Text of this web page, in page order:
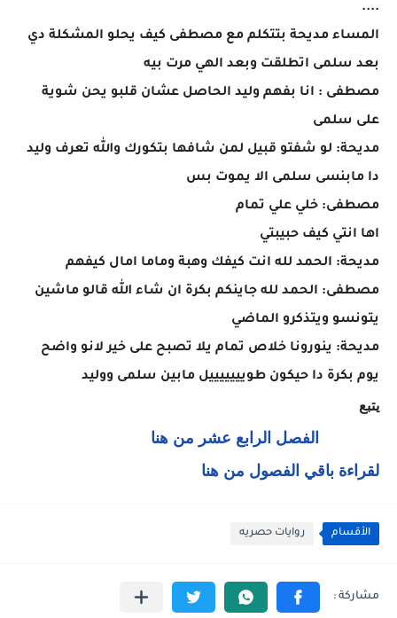
....
المساء مديحة بتتكلم مع مصطفى كيف يحلو المشكلة دي
بعد سلمى اتطلقت وبعد الهي مرت بيه
مصطفى : انا بفهم وليد الحاصل عشان قلبو يحن شوية
على سلمى
مديحة: لو شفتو قبيل لمن شافها بتكورك والله تعرف وليد
دا مابنسى سلمى الا يموت بس
مصطفى: خلي علي تمام
اها انتي كيف حبيبتي
مديحة: الحمد لله انت كيفك وهبة وماما امال كيفهم
مصطفى: الحمد لله جاينكم بكرة ان شاء الله قالو ماشين
يتونسو ويتذكرو الماضي
مديحة: ينورونا خلاص تمام يلا تصبح على خير لانو واضح
يوم بكرة دا حيكون طويييييييل مابين سلمى ووليد
يتبع
الفصل الرابع عشر من هنا
لقراءة باقي الفصول من هنا
الأقسام روايات حصريه